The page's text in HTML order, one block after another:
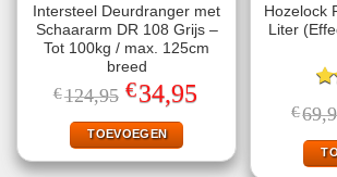
Intersteel Deurdranger met
Schaararm DR 108 Grijs –
Tot 100kg / max. 125cm
breed
€124,95 Oorspronkelijke
prijs
was:
€124,95.
€34,95
TOEVOEGEN
Hozelock
Liter
€